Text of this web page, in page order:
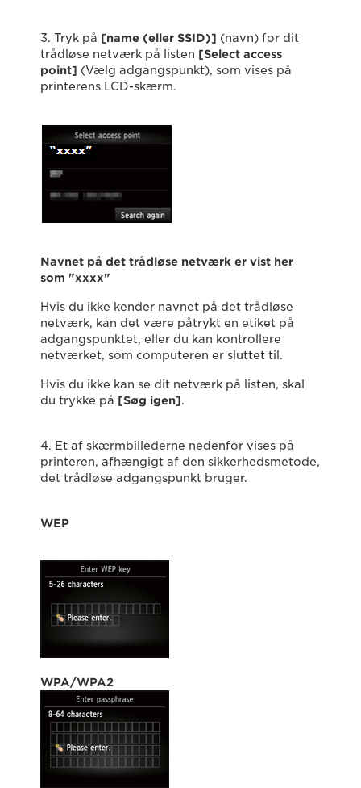
3. Tryk på [name (eller SSID)] (navn) for dit
trådløse netværk på listen [Select access
point] (Vælg adgangspunkt), som vises på
printerens LCD-skærm.
Navnet på det trådløse netværk er vist her
som "xxxx"
Hvis du ikke kender navnet på det trådløse
netværk, kan det være påtrykt en etiket på
adgangspunktet, eller du kan kontrollere
netværket, som computeren er sluttet til.
Hvis du ikke kan se dit netværk på listen, skal
du trykke på [Søg igen].
4. Et af skærmbillederne nedenfor vises på
printeren, afhængigt af den sikkerhedsmetode,
det trådløse adgangspunkt bruger.
WEP
WPA/WPA2